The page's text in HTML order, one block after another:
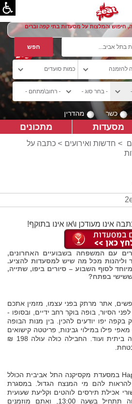
חיפוש והמלצות על מסעדות בתי קפה וברים
כשר מהדרין
מסעדות מתכונים
> חדשות ואירועים > כתבה על
אינו מעודכן ו\או אינו בתוקף!
עם המשפחה בשבועיים האחרונים,
וליהנות מכל מה שיש למסעדות להציע.
לסוף השבוע – סיורים ביפו, שתייה,
ששישי בפתח?
אתר מרתק בפני עצמו, מזמין אתכם
הסיור, בופה בוקר רחב ידיים, ובסופו -
יפו יודעים להכין. בין מנות הבופה
פילו במילוי גבינות, פריטטה קישואים
ובצל, לחמי מחמצת, גרנולה ביתית ועוד. החבילה כולה עולה 198 ₪
עוד בצהרי שישי, Happy Hour במסעדת מקסיקנה התל אביבית הכולל
להראות להם מי המנצח הגדול. במסגרת
אכילת תירסים לוהטים וקליעת שעועית
בסומבררו ממרחק. השמחה תתחיל בשעה 13:00, ואתם מוזמנים